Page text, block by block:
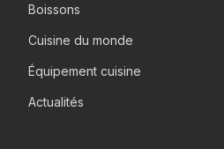
Boissons
Cuisine du monde
Équipement cuisine
Actualités